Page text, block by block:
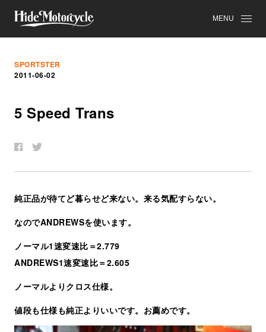
MENU
SPORTSTER
2011-06-02
5 Speed Trans
純正品が待てど暮らせど来ない。来る気配すらない。
なのでANDREWSを使います。
ノーマル1速変速比＝2.779
ANDREWS1速変速比＝2.605
ノーマルよりクロス仕様。
値段も仕様も純正よりいいです。お薦めです。